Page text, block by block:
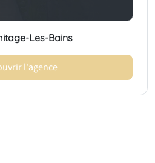
Les-Bains
l'agence